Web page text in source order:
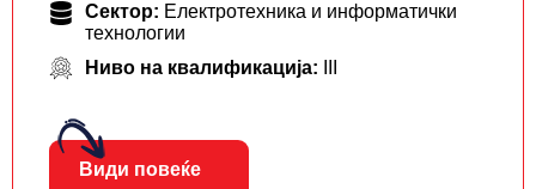
Сектор: Електротехника и информатички
технологии
Ниво на квалификација:
Види повеќе